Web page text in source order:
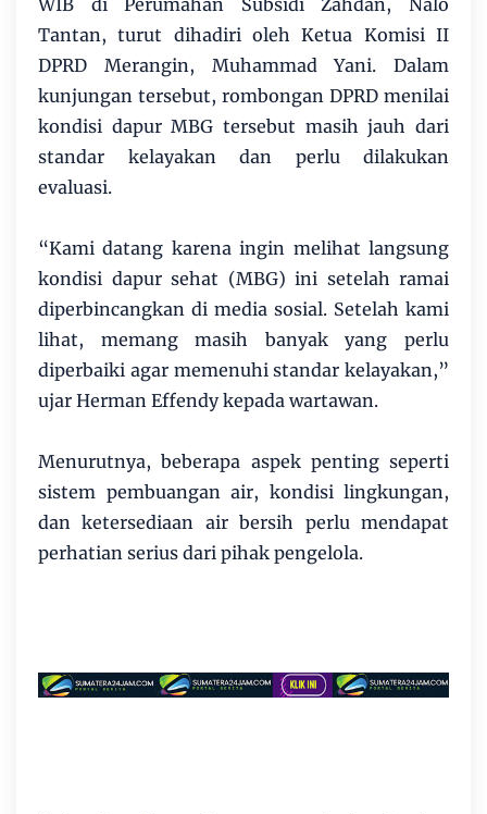
Tantan, turut dihadiri oleh Ketua Komisi II
DPRD Merangin, Muhammad Yani. Dalam
kunjungan tersebut, rombongan DPRD menilai
kondisi dapur MBG tersebut masih jauh dari
standar kelayakan dan perlu dilakukan
evaluasi.
“Kami datang karena ingin melihat langsung
kondisi dapur sehat (MBG) ini setelah ramai
diperbincangkan di media sosial. Setelah kami
lihat, memang masih banyak yang perlu
diperbaiki agar memenuhi standar kelayakan,”
ujar Herman Effendy kepada wartawan.
Menurutnya, beberapa aspek penting seperti
sistem pembuangan air, kondisi lingkungan,
dan ketersediaan air bersih perlu mendapat
perhatian serius dari pihak pengelola.